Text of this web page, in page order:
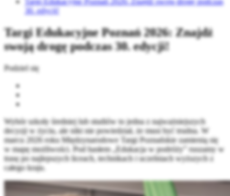
30. edycji!
Targi Edukacyjne Poznań 2026: Znajdź
swoją drogę podczas 30. edycji!
Podziel się
Wybór szkoły średniej lub studiów to jedna z najważniejszych
decyzji w życiu, ale nikt nie powiedział, że musi być trudna. W
marcu 2026 roku Międzynarodowe Targi Poznańskie zamienią się
w mapę możliwości. Pod hasłem „Edukacja w podróży” ruszamy w
trasę po najlepszych liceach, technikach i uczelniach wyższych z
całego kraju.